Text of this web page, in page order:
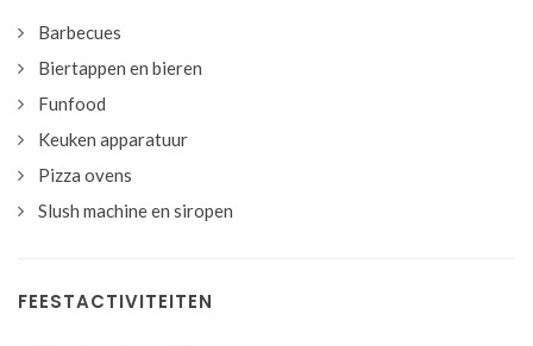
Barbecues
Biertappen en bieren
Funfood
Keuken apparatuur
Pizza ovens
Slush machine en siropen
FEESTACTIVITEITEN